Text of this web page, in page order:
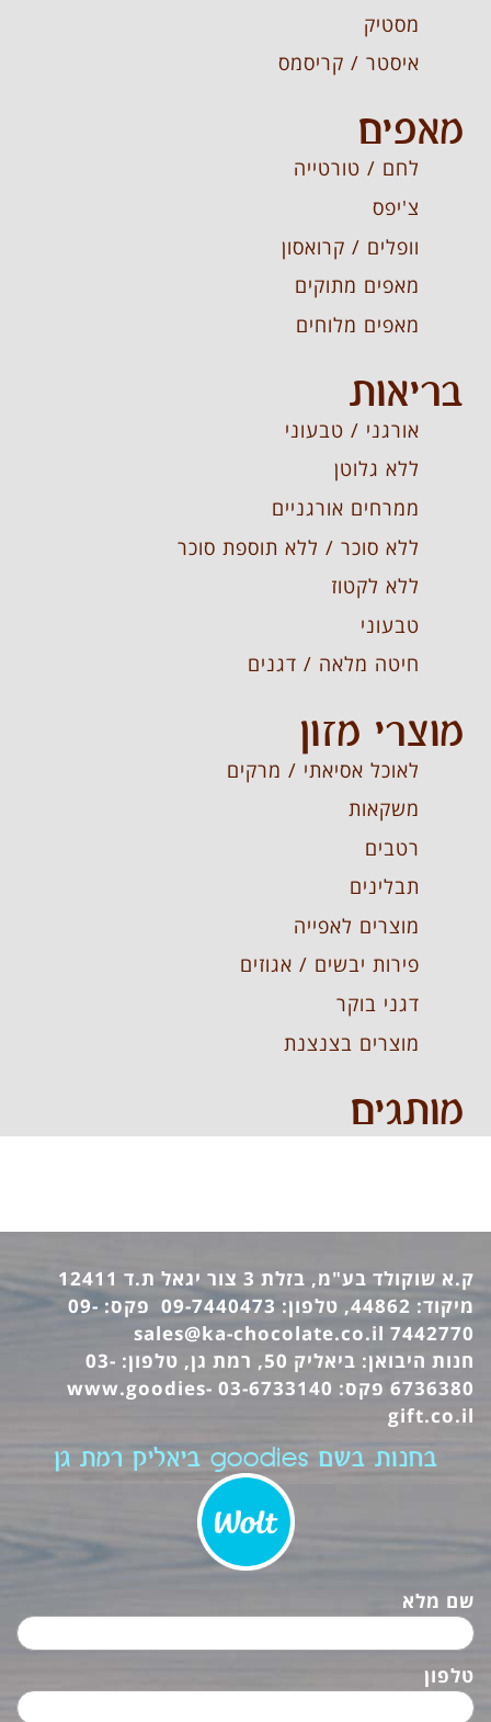
מסטיק
איסטר / קריסמס
מאפים
לחם / טורטייה
צ'יפס
וופלים / קרואסון
מאפים מתוקים
מאפים מלוחים
בריאות
אורגני / טבעוני
ללא גלוטן
ממרחים אורגניים
ללא סוכר / ללא תוספת סוכר
ללא לקטוז
טבעוני
חיטה מלאה / דגנים
מוצרי מזון
לאוכל אסיאתי / מרקים
משקאות
רטבים
תבלינים
מוצרים לאפייה
פירות יבשים / אגוזים
דגני בוקר
מוצרים בצנצנת
מותגים
ק.א שוקולד בע"מ, בזלת 3 צור יגאל ת.ד 12411
מיקוד: 44862, טלפון: 09-7440473 פקס: 09-
7442770
sales@ka-chocolate.co.il
חנות היבואן: ביאליק 50, רמת גן, טלפון: 03-
6736380 פקס: 03-6733140
www.goodies-
gift.co.il
בחנות בשם goodies ביאליק רמת גן
שם מלא
טלפון